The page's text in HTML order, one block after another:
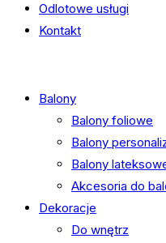
Odlotowe usługi
Kontakt
Balony
Balony foliowe
Balony
Balony
Akcesoria do
Dekoracje
Do wnętrz